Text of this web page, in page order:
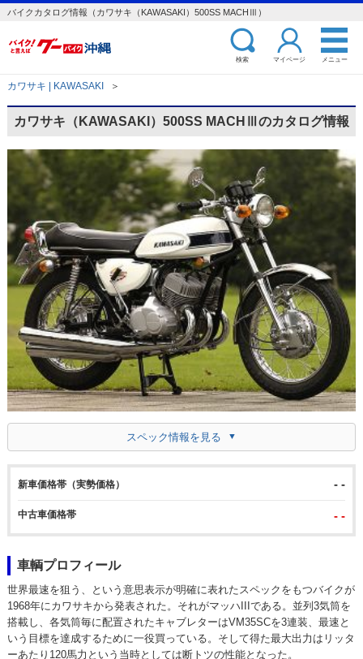
バイクカタログ情報（カワサキ（KAWASAKI）500SS MACHⅢ）
検索 マイページ メニュー
カワサキ | KAWASAKI ＞
カワサキ（KAWASAKI）500SS MACHⅢのカタログ情報
スペック情報を見る
新車価格帯（実勢価格） - -
中古車価格帯 - -
車輌プロフィール
世界最速を狙う、という意思表示が明確に表れたスペックをもつバイクが
1968年にカワサキから発表された。それがマッハIIIである。並列3気筒を
搭載し、各気筒毎に配置されたキャブレターはVM35SCを3連装、最速と
いう目標を達成するために一役買っている。そして得た最大出力はリッタ
ーあたり120馬力という当時としては断トツの性能となった。